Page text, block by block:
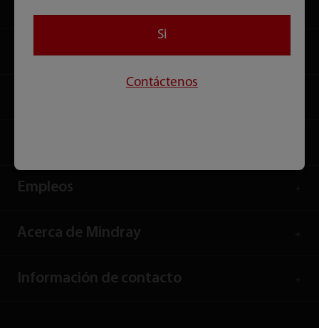
Empleos
Acerca de Mindray
Información de contacto
Si
Contáctenos